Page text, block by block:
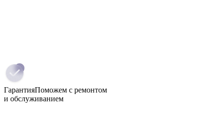
ГарантияПоможем с ремонтом
и обслуживанием